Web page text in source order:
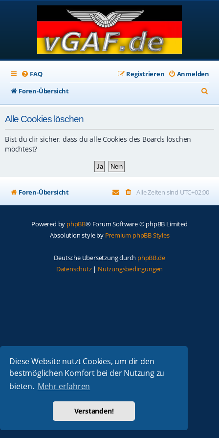
Diese Website nutzt Cookies, um dir den
bestmöglichen Komfort bei der Nutzung zu
bieten. Mehr erfahren
Verstanden!
FAQ Anmelden
Registrieren
Foren-Übersicht
u
Alle Cookies löschen
Bist du dir sicher, dass du alle Cookies des Boards löschen
möchtest?
Foren-Übersicht Alle Zeiten sind UTC+02:00
Powered by phpBB® Forum Software © phpBB Limited
Absolution style by Premium phpBB Styles
Deutsche Übersetzung durch phpBB.de
Datenschutz| Nutzungsbedingungen